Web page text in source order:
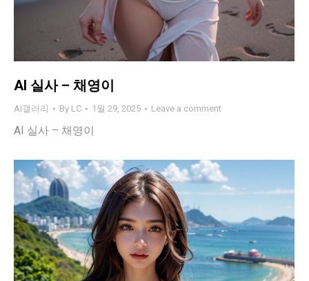
AI 실사 – 채영이
AI갤러리 By LC 1월 29, 2025 Leave a comment
AI 실사 – 채영이